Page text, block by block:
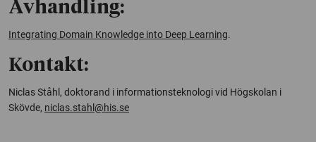
Avhandling:
Integrating Domain Knowledge into Deep Learning.
Kontakt:
Niclas Ståhl, doktorand i informationsteknologi vid Högskolan i
Skövde, niclas.stahl@his.se